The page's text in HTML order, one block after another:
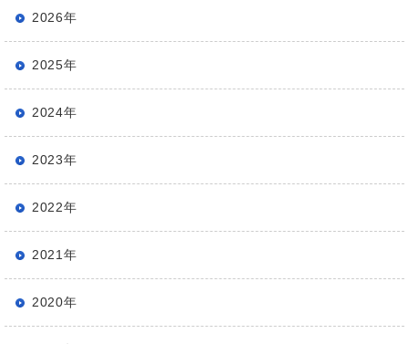
2026年
2025年
2024年
2023年
2022年
2021年
2020年